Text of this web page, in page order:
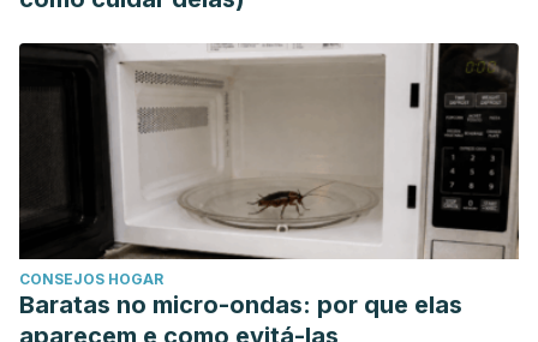
CONSEJOS HOGAR
Baratas no micro-ondas: por que elas
aparecem e como evitá-las